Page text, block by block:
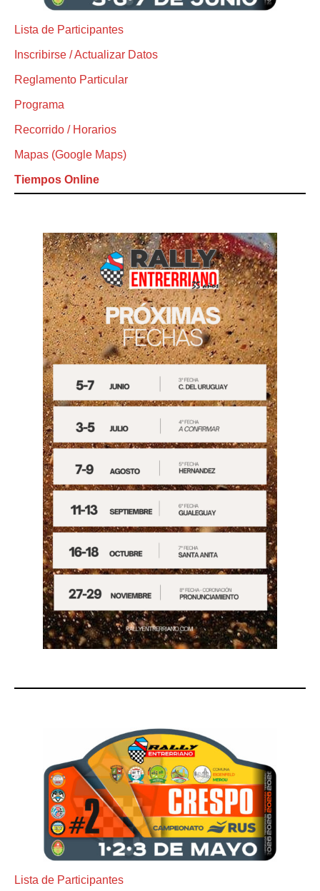
Lista de Participantes
Inscribirse / Actualizar Datos
Reglamento Particular
Programa
Recorrido / Horarios
Mapas (Google Maps)
Tiempos Online
Lista de Participantes